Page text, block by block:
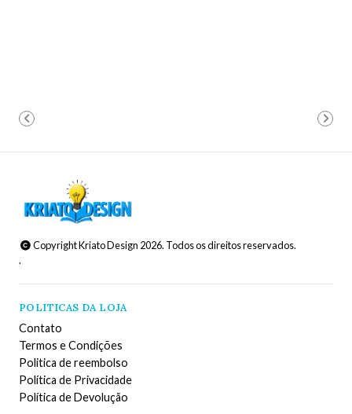
Copyright Kriato Design 2026. Todos os direitos reservados.
.
POLITICAS DA LOJA
Contato
Termos e Condições
Politica de reembolso
Política de Privacidade
Política de Devolução